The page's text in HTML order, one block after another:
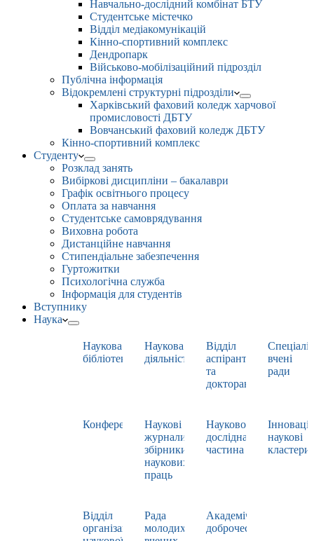
Навчально-дослідний комбінат БТУ
Студентське містечко
Відділ медіакомунікацій
Кінно-спортивний комплекс
Дендропарк
Військово-мобілізаційний підрозділ
Публічна інформація
Відокремлені структурні підрозділи
Харківський фаховий коледж харчової
промисловості ДБТУ
Вовчанський фаховий коледж ДБТУ
Кінно-спортивний комплекс
Студенту
Розклад занять
Вибіркові дисципліни – бакалаври
Графік освітнього процесу
Оплата за навчання
Студентське самоврядування
Виховна робота
Дистанційне навчання
Стипендіальне забезпечення
Гуртожитки
Психологічна служба
Інформація для студентів
Вступнику
Наука
Наукова
бібліотека
Наукова
діяльність
Відділ
аспірантури
та
докторантури
вчені
ради
Конференції
Наукові
журнали,
збірники
наукових
праць
Науково-
дослідна
частина
наукові
кластери
Відділ
організації
Рада
молодих
Академічна
доброчесність